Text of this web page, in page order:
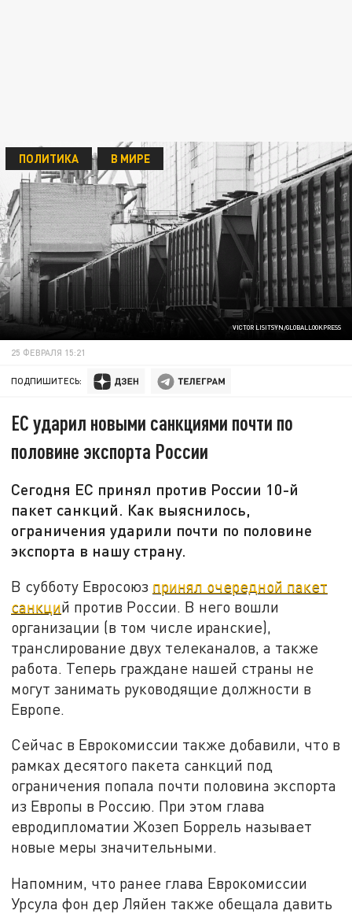
VICTOR LISITSYN/GLOBALLOOKPRESS
ПОЛИТИКА В МИРЕ
25 ФЕВРАЛЯ 15:21
ПОДПИШИТЕСЬ:
ЕС ударил новыми санкциями почти по
половине экспорта России
Сегодня ЕС принял против России 10-й
пакет санкций. Как выяснилось,
ограничения ударили почти по половине
экспорта в нашу страну.
В субботу Евросоюз принял очередной пакет
санкций против России. В него вошли
организации (в том числе иранские),
транслирование двух телеканалов, а также
работа. Теперь граждане нашей страны не
могут занимать руководящие должности в
Европе.
Сейчас в Еврокомиссии также добавили, что в
рамках десятого пакета санкций под
ограничения попала почти половина экспорта
из Европы в Россию. При этом глава
евродипломатии Жозеп Боррель называет
новые меры значительными.
Напомним, что ранее глава Еврокомиссии
Урсула фон дер Ляйен также обещала давить